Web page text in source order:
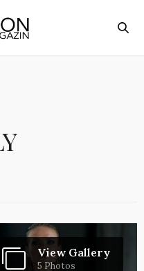
View Gallery
5 Photos